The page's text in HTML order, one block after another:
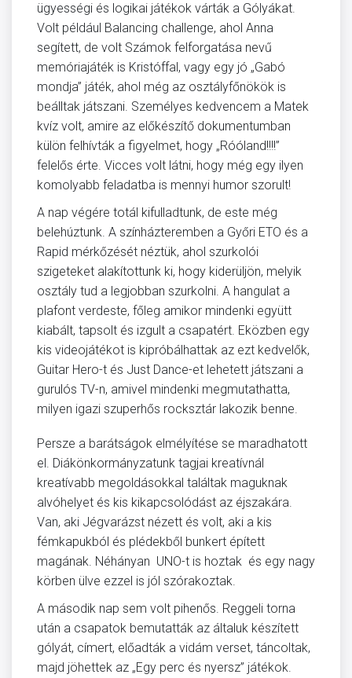
ügyességi és logikai játékok várták a Gólyákat.
Volt például Balancing challenge, ahol Anna
segített, de volt Számok felforgatása nevű
memóriajáték is Kristóffal, vagy egy jó „Gabó
mondja” játék, ahol még az osztályfőnökök is
beálltak játszani. Személyes kedvencem a Matek
kvíz volt, amire az előkészítő dokumentumban
külön felhívták a figyelmet, hogy „Róóland!!!!”
felelős érte. Vicces volt látni, hogy még egy ilyen
komolyabb feladatba is mennyi humor szorult!
A nap végére totál kifulladtunk, de este még
belehúztunk. A színházteremben a Győri ETO és a
Rapid mérkőzését néztük, ahol szurkolói
szigeteket alakítottunk ki, hogy kiderüljön, melyik
osztály tud a legjobban szurkolni. A hangulat a
plafont verdeste, főleg amikor mindenki együtt
kiabált, tapsolt és izgult a csapatért. Eközben egy
kis videojátékot is kipróbálhattak az ezt kedvelők,
Guitar Hero-t és Just Dance-et lehetett játszani a
gurulós TV-n, amivel mindenki megmutathatta,
milyen igazi szuperhős rocksztár lakozik benne.
Persze a barátságok elmélyítése se maradhatott
el. Diákönkormányzatunk tagjai kreatívnál
kreatívabb megoldásokkal találtak maguknak
alvóhelyet és kis kikapcsolódást az éjszakára.
Van, aki Jégvarázst nézett és volt, aki a kis
fémkapukból és plédekből bunkert épített
magának. Néhányan UNO-t is hoztak és egy nagy
körben ülve ezzel is jól szórakoztak.
A második nap sem volt pihenős. Reggeli torna
után a csapatok bemutatták az általuk készített
gólyát, címert, előadták a vidám verset, táncoltak,
majd jöhettek az „Egy perc és nyersz” játékok.